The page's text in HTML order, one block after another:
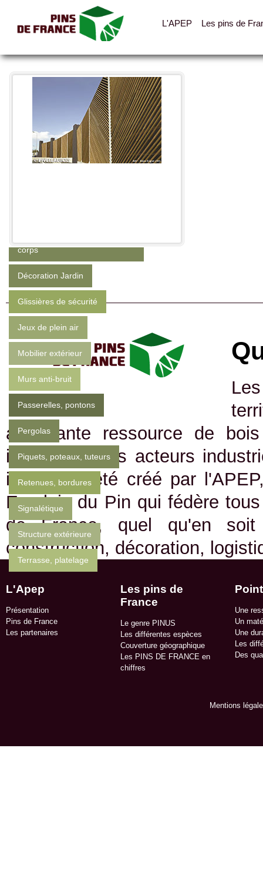
L'APEP Les pins de
Toutes les photos
corps
Décoration Jardin
Glissières de sécurité
Jeux de plein air
Mobilier extérieur
Murs anti-bruit
Passerelles, pontons
Pergolas
Piquets, poteaux, tuteurs
Retenues, bordures
Signalétique
Structure extérieure
Terrasse, platelage
abondante ressource de
immédiate des acteurs
internet a été créé par
Emplois du Pin qui fédère
de France, quel qu'en soit
construction, décoration,
L'Apep
Présentation
Pins de France
Les partenaires
Les pins de
France
Le genre PINUS
Les différentes espèces
Couverture géographique
Les PINS DE FRANCE en
chiffres
Une
Un
Une
Les
Des
Mentions